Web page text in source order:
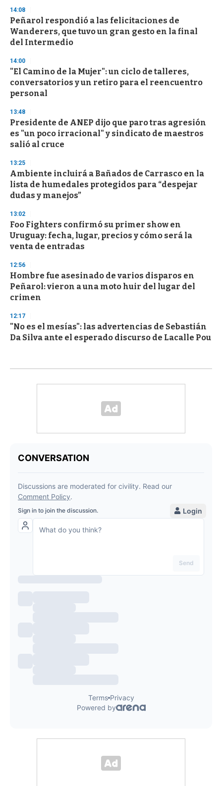
s
e
c
o
n
14:08
Peñarol respondió a las felicitaciones de
Wanderers, que tuvo un gran gesto en la final
del Intermedio
14:00
"El Camino de la Mujer": un ciclo de talleres,
conversatorios y un retiro para el reencuentro
personal
13:48
Presidente de ANEP dijo que paro tras agresión
es "un poco irracional" y sindicato de maestros
salió al cruce
13:25
Ambiente incluirá a Bañados de Carrasco en la
lista de humedales protegidos para “despejar
dudas y manejos”
13:02
Foo Fighters confirmó su primer show en
Uruguay: fecha, lugar, precios y cómo será la
venta de entradas
12:56
Hombre fue asesinado de varios disparos en
Peñarol: vieron a una moto huir del lugar del
crimen
12:17
"No es el mesías": las advertencias de Sebastián
Da Silva ante el esperado discurso de Lacalle Pou